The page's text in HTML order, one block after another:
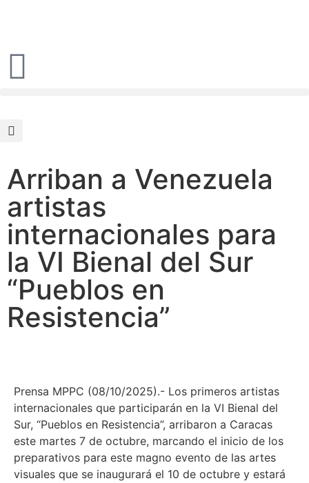
Arriban a Venezuela
artistas
internacionales para
la VI Bienal del Sur
“Pueblos en
Resistencia”
Prensa MPPC (08/10/2025).- Los primeros artistas
internacionales que participarán en la VI Bienal del
Sur, “Pueblos en Resistencia”, arribaron a Caracas
este martes 7 de octubre, marcando el inicio de los
preparativos para este magno evento de las artes
visuales que se inaugurará el 10 de octubre y estará